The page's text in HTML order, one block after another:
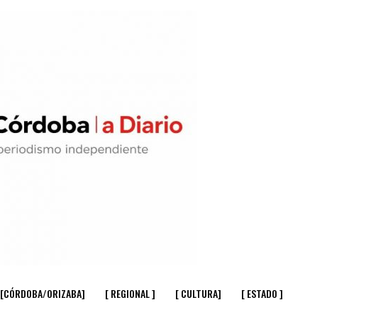
[CÓRDOBA/ORIZABA] [ REGIONAL ] [ CULTURA] [ ESTADO ]